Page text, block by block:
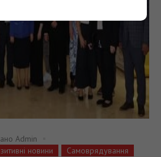
Admin
новини
Самоврядування